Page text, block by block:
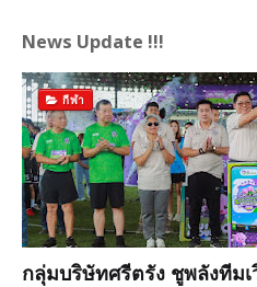
News Update !!!
กีฬา
กลุ่มบริษัทศรีตรัง ชูพลังทีม